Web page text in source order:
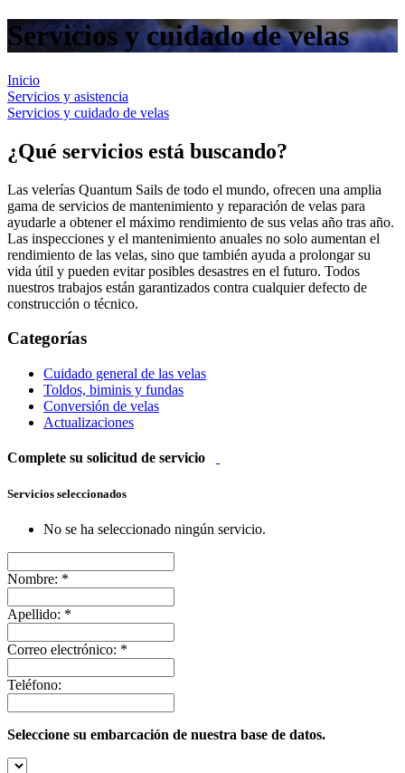
Servicios y cuidado de velas
Inicio
Servicios y asistencia
Servicios y cuidado de velas
¿Qué servicios está buscando?
Las velerías Quantum Sails de todo el mundo, ofrecen una amplia
gama de servicios de mantenimiento y reparación de velas para
ayudarle a obtener el máximo rendimiento de sus velas año tras año.
Las inspecciones y el mantenimiento anuales no solo aumentan el
rendimiento de las velas, sino que también ayuda a prolongar su
vida útil y pueden evitar posibles desastres en el futuro. Todos
nuestros trabajos están garantizados contra cualquier defecto de
construcción o técnico.
Categorías
Cuidado general de las velas
Toldos, biminis y fundas
Conversión de velas
Actualizaciones
Complete su solicitud de servicio
Servicios seleccionados
No se ha seleccionado ningún servicio.
Nombre: *
Apellido: *
Correo electrónico: *
Teléfono:
Seleccione su embarcación de nuestra base de datos.